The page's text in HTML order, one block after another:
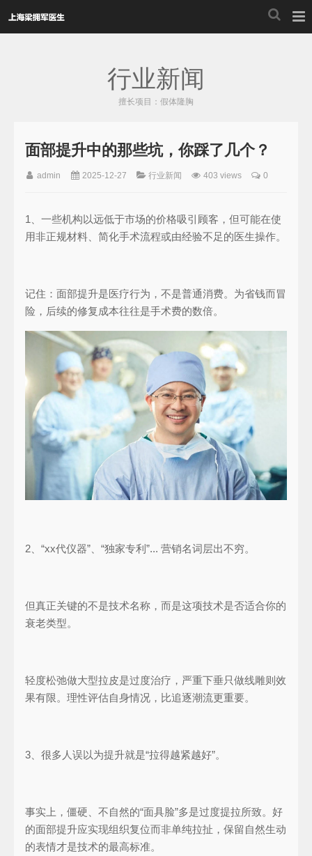
行业新闻
擅长项目：假体隆胸
面部提升中的那些坑，你踩了几个？
admin 2025-12-27 行业新闻 403 views 0
1、一些机构以远低于市场的价格吸引顾客，但可能在使
用非正规材料、简化手术流程或由经验不足的医生操作。
记住：面部提升是医疗行为，不是普通消费。为省钱而冒
险，后续的修复成本往往是手术费的数倍。
2、“xx代仪器”、“独家专利”... 营销名词层出不穷。
但真正关键的不是技术名称，而是这项技术是否适合你的
衰老类型。
轻度松弛做大型拉皮是过度治疗，严重下垂只做线雕则效
果有限。理性评估自身情况，比追逐潮流更重要。
3、很多人误以为提升就是“拉得越紧越好”。
事实上，僵硬、不自然的“面具脸”多是过度提拉所致。好
的面部提升应实现组织复位而非单纯拉扯，保留自然生动
的表情才是技术的最高标准。